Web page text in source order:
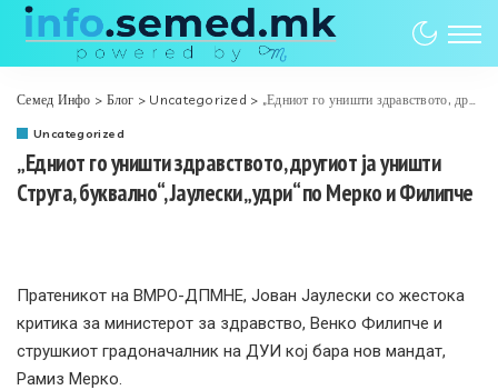
Семед Инфо > Блог > Uncategorized > „Едниот го уништи здравството, другиот ја уништи Струга, буквално“, Јаулески „удри“ по Мерко и Филипче
Uncategorized
„Едниот го уништи здравството, другиот ја уништи
Струга, буквално“, Јаулески „удри“ по Мерко и Филипче
Пратеникот на ВМРО-ДПМНЕ, Јован Јаулески со жестока
критика за министерот за здравство, Венко Филипче и
струшкиот градоначалник на ДУИ кој бара нов мандат,
Рамиз Мерко.